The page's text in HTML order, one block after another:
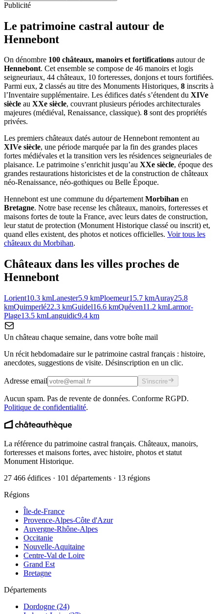
Publicité
Le patrimoine castral autour de
Hennebont
On dénombre 100 châteaux, manoirs et fortifications autour de
Hennebont. Cet ensemble se compose de 46 manoirs et logis
seigneuriaux, 44 châteaux, 10 forteresses, donjons et tours fortifiées.
Parmi eux, 2 classés au titre des Monuments Historiques, 8 inscrits à
l’Inventaire supplémentaire. Les édifices datés s’étendent du XIVe
siècle au XXe siècle, couvrant plusieurs périodes architecturales
majeures (médiéval, Renaissance, classique). 8 sont des propriétés
privées.
Les premiers châteaux datés autour de Hennebont remontent au
XIVe siècle, une période marquée par la fin des grandes places
fortes médiévales et la transition vers les résidences seigneuriales de
plaisance. Le patrimoine s’enrichit jusqu’au XXe siècle, époque des
grandes restaurations historicistes et de la construction de châteaux
néo-Renaissance, néo-gothiques ou Belle Époque.
Hennebontest une commune du départementMorbihan en
Bretagne. Notre base recense les châteaux, manoirs, forteresses et
maisons fortes de toute la France, avec leurs dates de construction,
leur statut de protection (Monument Historique classé ou inscrit) et,
quand elles existent, des photos et notices officielles. Voir tous les
châteaux du Morbihan.
Châteaux dans les villes proches de
Hennebont
Lorient10.3 kmLanester5.9 kmPloemeur15.7 kmAuray25.8
kmQuimperlé22.3 kmGuidel16.6 kmQuéven11.2 kmLarmor-
Plage13.5 kmLanguidic9.4 km
Un château chaque semaine, dans votre boîte mail
Un récit hebdomadaire sur le patrimoine castral français : histoire,
anecdotes, suggestions de visite. Désinscription en un clic.
Adresse email S'inscrire
Aucun spam. Pas de revente de données. Conforme RGPD.
Politique de confidentialité.
La référence du patrimoine castral français. Châteaux, manoirs,
forteresses et maisons fortes, avec histoire, photos et statut
Monument Historique.
27 466 édifices · 101 départements · 13 régions
Régions
Île-de-France
Provence-Alpes-Côte d'Azur
Auvergne-Rhône-Alpes
Occitanie
Nouvelle-Aquitaine
Centre-Val de Loire
Grand Est
Bretagne
Départements
Dordogne (24)